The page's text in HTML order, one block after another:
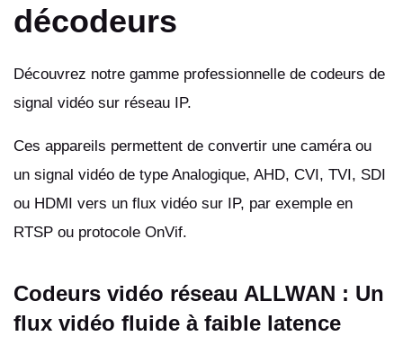
décodeurs
Découvrez notre gamme professionnelle de codeurs de
signal vidéo sur réseau IP.
Ces appareils permettent de convertir une caméra ou
un signal vidéo de type Analogique, AHD, CVI, TVI, SDI
ou HDMI vers un flux vidéo sur IP, par exemple en
RTSP ou protocole OnVif.
Codeurs vidéo réseau ALLWAN : Un
flux vidéo fluide à faible latence